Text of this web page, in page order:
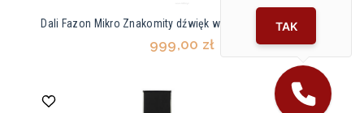
Dali Fazon Mikro Znakomity dźwięk w kompaktowej formie
999,00 zł
TAK